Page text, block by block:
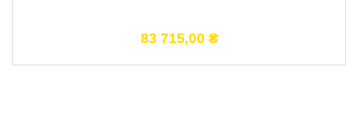
83 715,00 ₴